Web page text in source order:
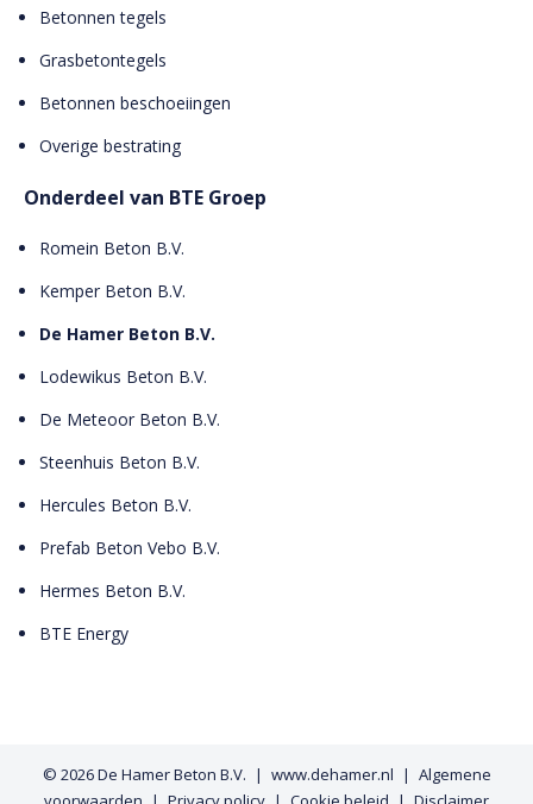
Betonnen tegels
Grasbetontegels
Betonnen beschoeiingen
Overige bestrating
Onderdeel van BTE Groep
Romein Beton B.V.
Kemper Beton B.V.
De Hamer Beton B.V.
Lodewikus Beton B.V.
De Meteoor Beton B.V.
Steenhuis Beton B.V.
Hercules Beton B.V.
Prefab Beton Vebo B.V.
Hermes Beton B.V.
BTE Energy
© 2026De Hamer Beton B.V. www.dehamer.nl
Algemene